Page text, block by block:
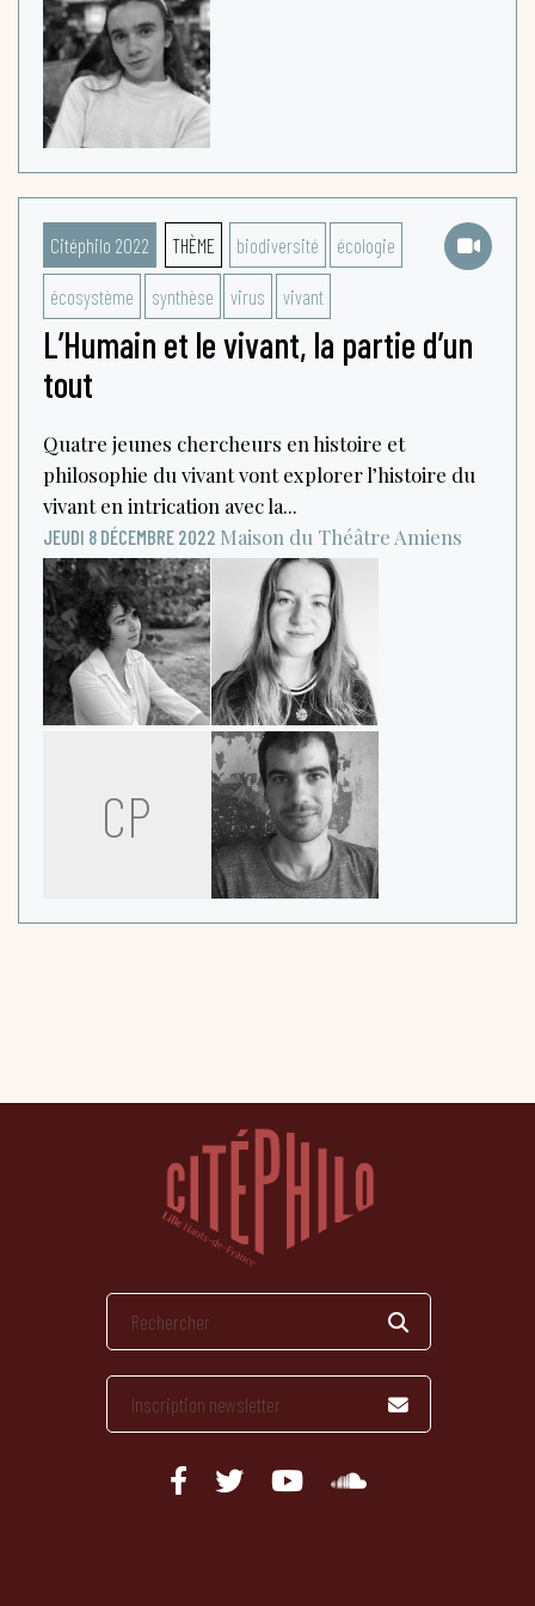
Citéphilo 2022 THÈME biodiversité écologie
écosystème synthèse virus vivant
L’Humain et le vivant, la partie d’un
tout
Quatre jeunes chercheurs en histoire et
philosophie du vivant vont explorer l’histoire du
vivant en intrication avec la...
JEUDI 8 DÉCEMBRE 2022 Maison du Théâtre Amiens
CP